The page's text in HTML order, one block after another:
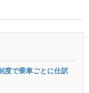
度で乗車ごとに仕訳